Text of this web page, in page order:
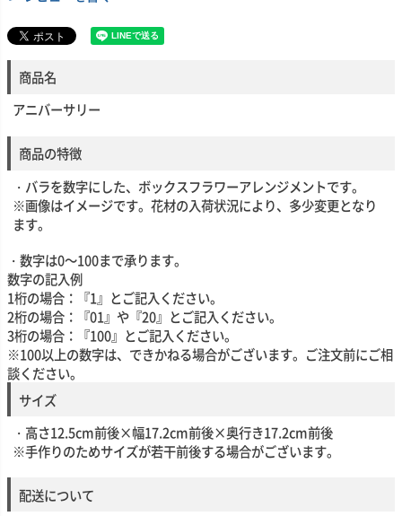
商品名
アニバーサリー
商品の特徴
・バラを数字にした、ボックスフラワーアレンジメントです。
※画像はイメージです。花材の入荷状況により、多少変更となり
ます。
・数字は0～100まで承ります。
数字の記入例
1桁の場合：『1』とご記入ください。
2桁の場合：『01』や『20』とご記入ください。
3桁の場合：『100』とご記入ください。
※100以上の数字は、できかねる場合がございます。ご注文前にご相
談ください。
サイズ
・高さ12.5cm前後×幅17.2cm前後×奥行き17.2cm前後
※手作りのためサイズが若干前後する場合がございます。
配送について